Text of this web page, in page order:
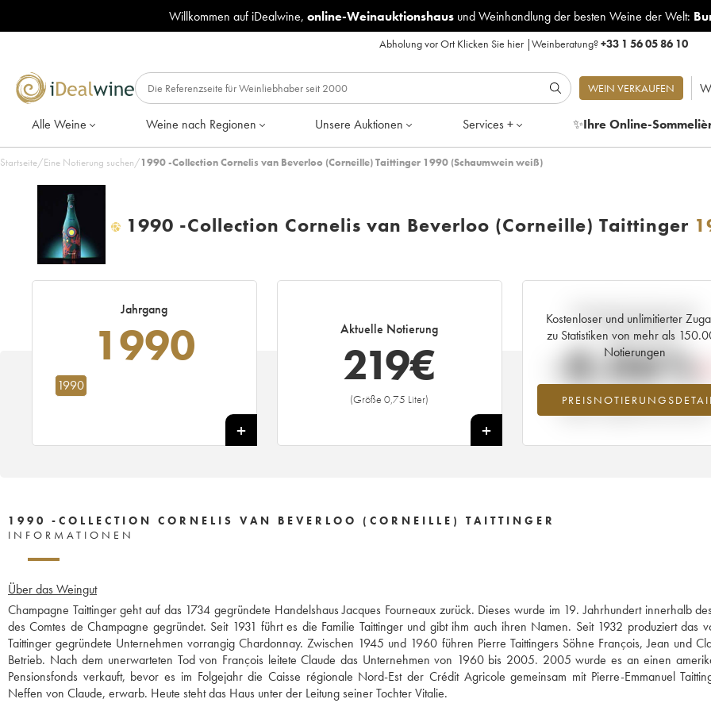
Willkommen auf iDealwine, online-Weinauktionshausund Weinhandlung der besten Weine der Welt:
Abholung vor Ort Klicken Sie hier|Weinberatung?+33 1 56 05 86 10
WEIN VERKAUFEN
Alle Weine Weine nach Regionen Unsere Auktionen Services + ✨Ihre Online-
Startseite/Eine Notierung suchen/1990 -Collection Cornelis van Beverloo (Corneille) Taittinger 1990 (Schaumwein weiß)
H 1990 -Collection Cornelis van Beverloo (Corneille) Taittinger
Jahrgang
1990
1990
Aktuelle Notierung
219€
(Größe 0,75 Liter)
+
Kostenloser und unlimitierter
zu Statistiken von mehr als
Notierungen
Aktuelle Entwicklung der
Preisnotierung
-8.06%
Preisabfall des Jahrgangs 1990 im
2026 im Vergleich zum Jahr 2025
1990 -COLLECTION CORNELIS VAN BEVERLOO (CORNEILLE) TAITTINGER
INFORMATIONEN
Über das Weingut
Champagne Taittinger geht auf das 1734 gegründete Handelshaus Jacques Fourneaux zurück. Dieses wurde im 19. Jahrhundert innerhalb
des Comtes de Champagne gegründet. Seit 1931 führt es die Familie Taittinger und gibt ihm auch ihren Namen. Seit 1932 produziert das
Taittinger gegründete Unternehmen vorrangig Chardonnay. Zwischen 1945 und 1960 führen Pierre Taittingers Söhne François, Jean und
Betrieb. Nach dem unerwarteten Tod von François leitete Claude das Unternehmen von 1960 bis 2005. 2005 wurde es an einen
Pensionsfonds verkauft, bevor es im Folgejahr die Caisse régionale Nord-Est der Crédit Agricole gemeinsam mit Pierre-Emmanuel
Neffen von Claude, erwarb. Heute steht das Haus unter der Leitung seiner Tochter Vitalie.